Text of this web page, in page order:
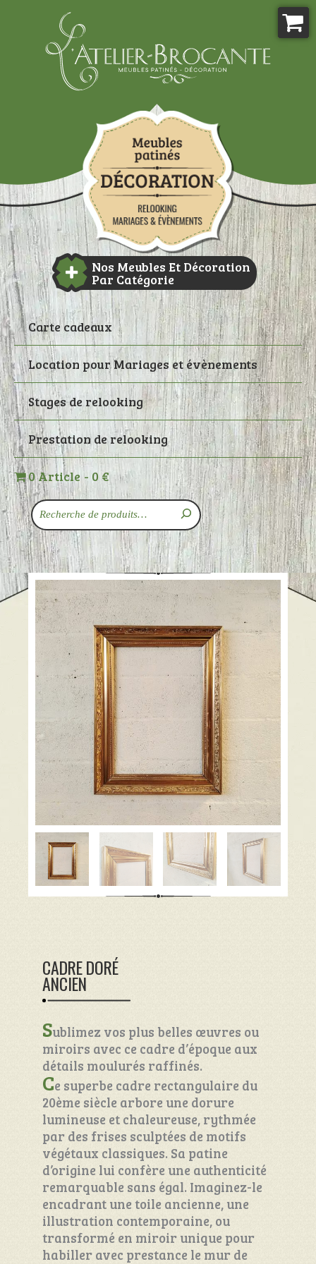
Nos Meubles Et Décoration
Par Catégorie
Carte cadeaux
Location pour Mariages et évènements
Stages de relooking
Prestation de relooking
0 Article 0 €
Recherche
Sublimez vos plus belles œuvres ou
miroirs avec ce cadre d’époque aux
détails moulurés raffinés.
Ce superbe cadre rectangulaire du
20ème siècle arbore une dorure
lumineuse et chaleureuse, rythmée
par des frises sculptées de motifs
végétaux classiques. Sa patine
d’origine lui confère une authenticité
remarquable sans égal. Imaginez-le
encadrant une toile ancienne, une
illustration contemporaine, ou
transformé en miroir unique pour
habiller avec prestance le mur de
CADRE DORÉ
ANCIEN